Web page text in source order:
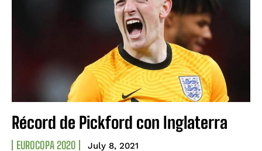
Récord de Pickford con Inglaterra
EUROCOPA 2020 July 8, 2021